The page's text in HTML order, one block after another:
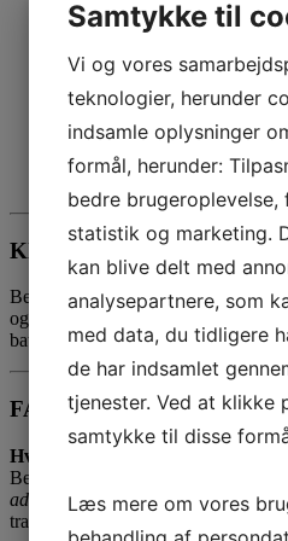
Høj synlighed dag og nat,
Professionel kvalitet,
sikkerhedskrav
Nem installation, monteres
LED-teknologi
sikrer lavt
Klar til at bestille?
Bestil dinblinklampei dag hos
og support, hvis du har brug for
batterier eller installation.
FAQ
Hvad er forskellen på en
Begge betegnelser beskriver samme
advarselsblinkfremhæver dens
trafikken.
Samtykke til
Vi og vores
teknologier, herunder
indsamle oplysninger
formål, herunder:
bedre brugeroplevelse,
statistik og marketing.
kan blive delt med
analysepartnere, som
med data, du tidligere
de har indsamlet
tjenester. Ved at klikke
samtykke til disse
Læs mere om vores